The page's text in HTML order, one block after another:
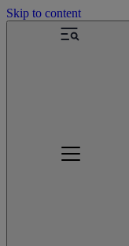
Skip to content